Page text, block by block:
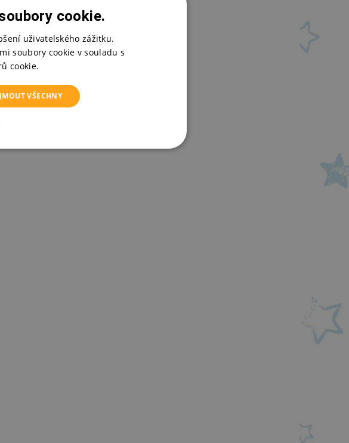
cookie.
uživatelského zážitku.
soubory cookie v souladu s
cookie.
VŠECHNY